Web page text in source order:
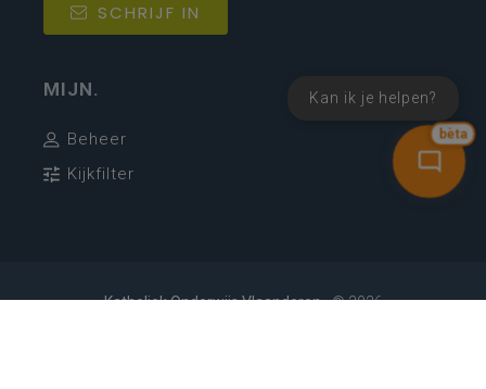
bèta
Kan ik je helpen?
SCHRIJF IN
MIJN.
Beheer
Kijkfilter
Katholiek Onderwijs Vlaanderen- © 2026